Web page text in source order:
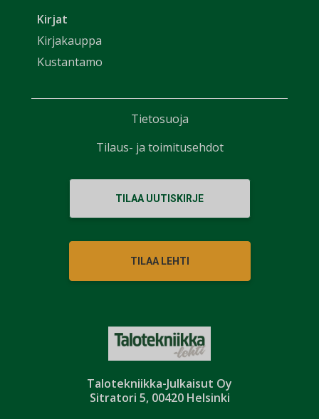
Talotekniikka-Julkaisut Oy
Sitratori 5, 00420 Helsinki
Kirjat
Kirjakauppa
Kustantamo
TILAA UUTISKIRJE
TILAA LEHTI
Tietosuoja
Tilaus- ja toimitusehdot